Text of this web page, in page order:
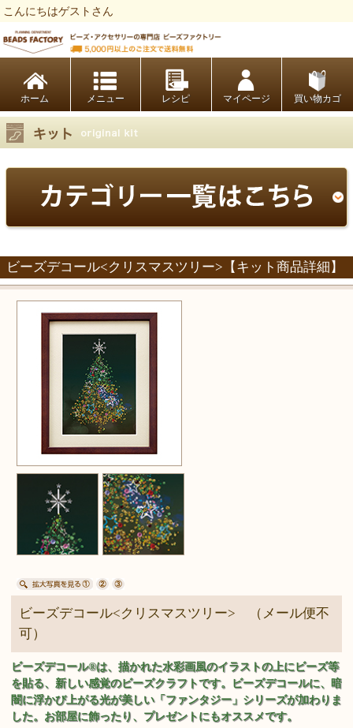
こんにちはゲストさん
ホーム レシピ マイページ 買い物カゴ
ビーズデコール<クリスマスツリー>【キット商品詳細】
ビーズデコール<クリスマスツリー> （メール便不
可）
ビーズデコール®は、描かれた水彩画風のイラストの上にビーズ等
を貼る、新しい感覚のビーズクラフトです。ビーズデコールに、暗
闇に浮かび上がる光が美しい「ファンタジー」シリーズが加わりま
した。お部屋に飾ったり、プレゼントにもオススメです。